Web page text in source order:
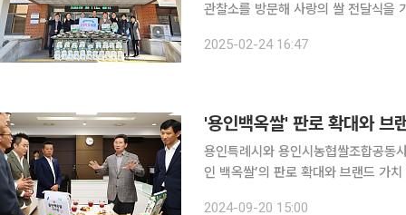
관찰소를 방문해 사랑의 쌀 전달식을 가졌다. 이날 전달식은 박종복 용인시지부장,
소비촉진 운동과 동시에 소외계층을
2025-02-24 16:47
'용인백옥쌀' 판로 확대와 브
용인특례시와 용인시농협쌀조합공동
인 백옥쌀’의 판로 확대와 브랜드 가
2024-09-20 15:00